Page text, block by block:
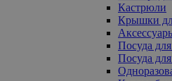
Кастрюли
Крышки
Посуда
Посуда